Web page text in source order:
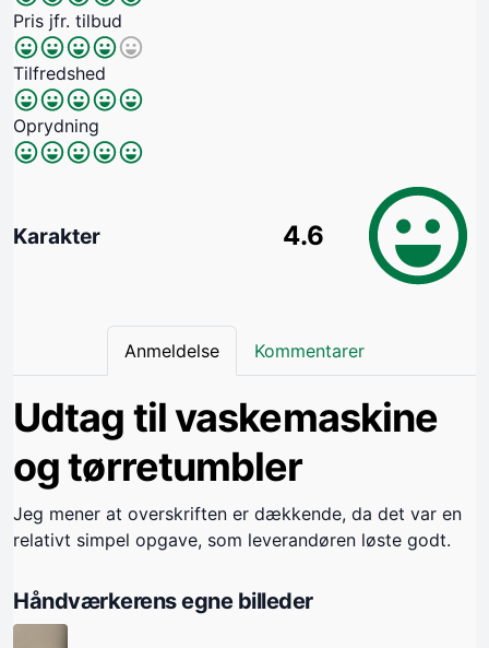
Pris jfr. tilbud
Tilfredshed
Oprydning
Karakter 4.6
Anmeldelse Kommentarer
Udtag til vaskemaskine
og tørretumbler
Jeg mener at overskriften er dækkende, da det var en
relativt simpel opgave, som leverandøren løste godt.
Håndværkerens egne billeder